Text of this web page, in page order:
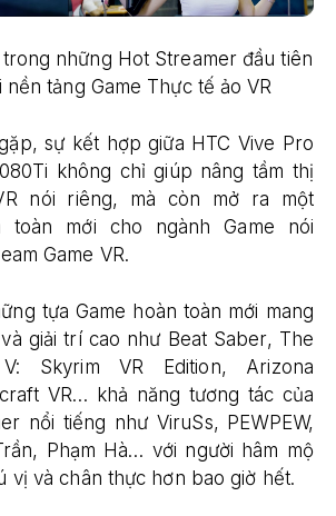
những Hot Streamer đầu tiên
nền tảng Game Thực tế ảo VR
sự kết hợp giữa HTC Vive Pro
không chỉ giúp nâng tầm thị
nói riêng, mà còn mở ra một
toàn mới cho ngành Game nói
Game VR.
tựa Game hoàn toàn mới mang
giải trí cao như Beat Saber, The
Skyrim VR Edition, Arizona
VR… khả năng tương tác của
nổi tiếng như ViruSs, PEWPEW,
Phạm Hà… với người hâm mộ
vị và chân thực hơn bao giờ hết.